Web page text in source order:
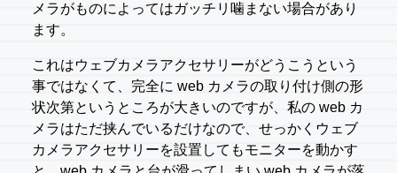
メラがものによってはガッチリ噛まない場合があり
ます。
これはウェブカメラアクセサリーがどうこうという
事ではなくて、完全に web カメラの取り付け側の形
状次第というところが大きいのですが、私の web カ
メラはただ挟んでいるだけなので、せっかくウェブ
カメラアクセサリーを設置してもモニターを動かす